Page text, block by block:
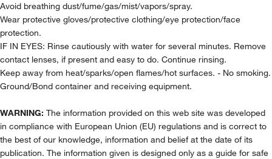
Avoid breathing dust/fume/gas/mist/vapors/spray.
Wear protective gloves/protective clothing/eye protection/face
protection.
IF IN EYES: Rinse cautiously with water for several minutes. Remove
contact lenses, if present and easy to do. Continue rinsing.
Keep away from heat/sparks/open flames/hot surfaces. - No smoking.
Ground/Bond container and receiving equipment.
WARNING: The information provided on this web site was developed
in compliance with European Union (EU) regulations and is correct to
the best of our knowledge, information and belief at the date of its
publication. The information given is designed only as a guide for safe